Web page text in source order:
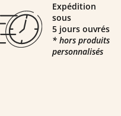
Expédition
sous
5 jours ouvrés
* hors produits
personnalisés